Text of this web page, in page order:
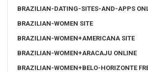
BRAZILIAN-DATING-SITES-AND-APPS
BRAZILIAN-WOMEN SITE
BRAZILIAN-WOMEN+AMERICANA SITE
BRAZILIAN-WOMEN+ARACAJU ONLINE
BRAZILIAN-WOMEN+BELO-HORIZONTE